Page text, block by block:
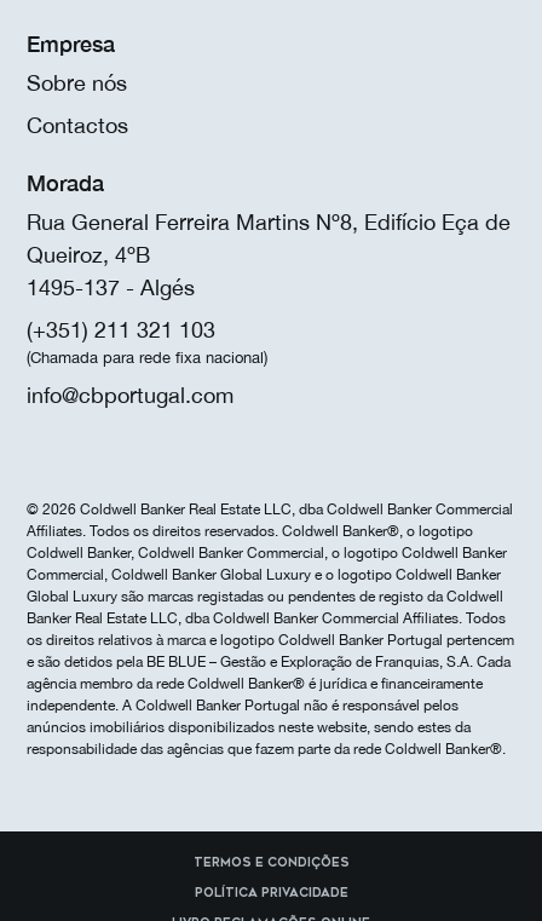
Empresa
Sobre nós
Contactos
Morada
Rua General Ferreira Martins Nº8, Edifício Eça de
Queiroz, 4ºB
1495-137 - Algés
(+351) 211 321 103
(Chamada para rede fixa nacional)
info@cbportugal.com
© 2026 Coldwell Banker Real Estate LLC, dba Coldwell Banker Commercial
Affiliates. Todos os direitos reservados. Coldwell Banker®, o logotipo
Coldwell Banker, Coldwell Banker Commercial, o logotipo Coldwell Banker
Commercial, Coldwell Banker Global Luxury e o logotipo Coldwell Banker
Global Luxury são marcas registadas ou pendentes de registo da Coldwell
Banker Real Estate LLC, dba Coldwell Banker Commercial Affiliates. Todos
os direitos relativos à marca e logotipo Coldwell Banker Portugal pertencem
e são detidos pela BE BLUE – Gestão e Exploração de Franquias, S.A. Cada
agência membro da rede Coldwell Banker® é jurídica e financeiramente
independente. A Coldwell Banker Portugal não é responsável pelos
anúncios imobiliários disponibilizados neste website, sendo estes da
responsabilidade das agências que fazem parte da rede Coldwell Banker®.
Termos e Condições
Política Privacidade